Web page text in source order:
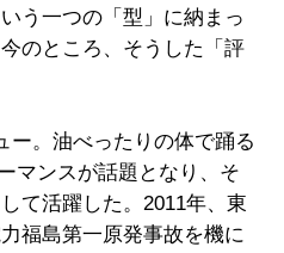
う一つの「型」に納まっ
のところ、そうした「評
。油べったりの体で踊る
マンスが話題となり、そ
て活躍した。2011年、東
福島第一原発事故を機に